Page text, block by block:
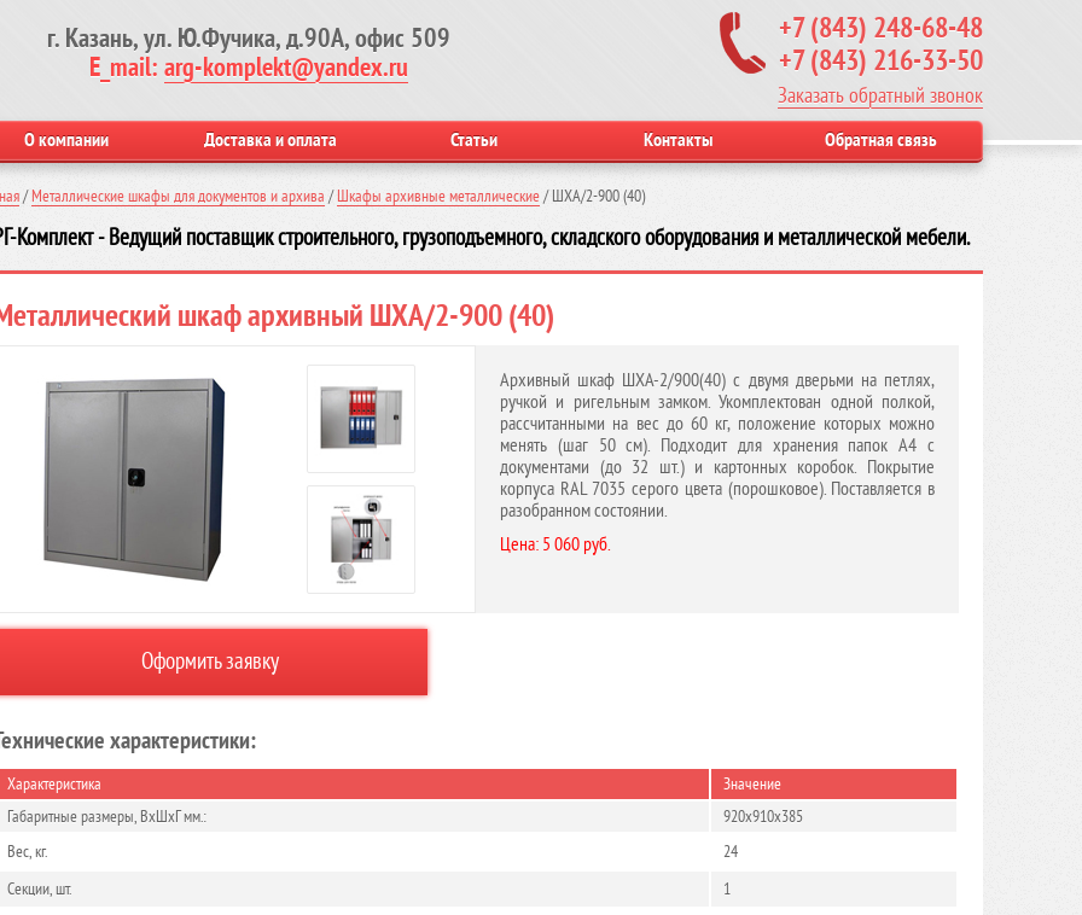
г. Казань, ул. Ю.Фучика, д.90А, офис 509
E_mail:arg-komplekt@yandex.ru
+7 (843) 248-68-48
+7 (843) 216-33-50
Заказать обратный звонок
О компании Доставка и оплата Статьи Контакты Обратная связь
/ Металлические шкафы для документов и архива / Шкафы архивные металлические / ШХА/2-900 (40)
Комплект - Ведущий поставщик строительного, грузоподъемного, складского оборудования и металлической мебели.
шкаф архивный ШХА/2-900 (40)
Оформить заявку
Архивный шкаф ШХА-2/900(40) с двумя дверьми на петлях,
ручкой и ригельным замком. Укомплектован одной полкой,
рассчитанными на вес до 60 кг, положение которых можно
менять (шаг 50 см). Подходит для хранения папок А4 с
документами (до 32 шт.) и картонных коробок. Покрытие
корпуса RAL 7035 серого цвета (порошковое). Поставляется в
разобранном состоянии.
Цена: 5 060 руб.
характеристики:
Характеристика
Значение
Габаритные размеры, ВхШхГ мм.:
920x910x385
Вес, кг.
24
Секции, шт. 1